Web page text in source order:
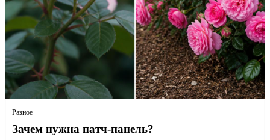
Разное
Зачем нужна патч-панель?